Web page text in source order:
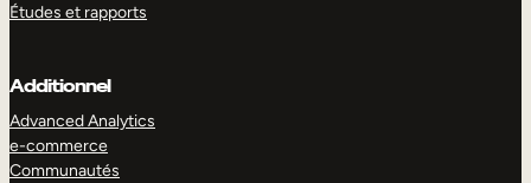
Études et rapports
Additionnel
Advanced Analytics
e-commerce
Communautés